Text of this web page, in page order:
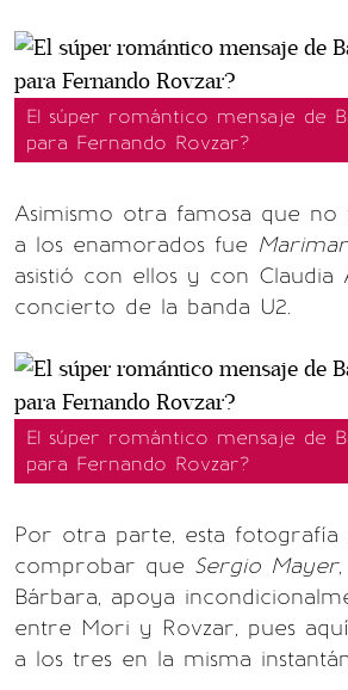
El súper romántico mensaje de
para Fernando Rovzar?
Asimismo otra famosa que
a los enamorados fue
asistió con ellos y con Claudia
concierto de la banda U2.
El súper romántico mensaje de
para Fernando Rovzar?
Por otra parte, esta fotografía
comprobar que Sergio Mayer
Bárbara, apoya
entre Mori y Rovzar, pues
a los tres en la misma